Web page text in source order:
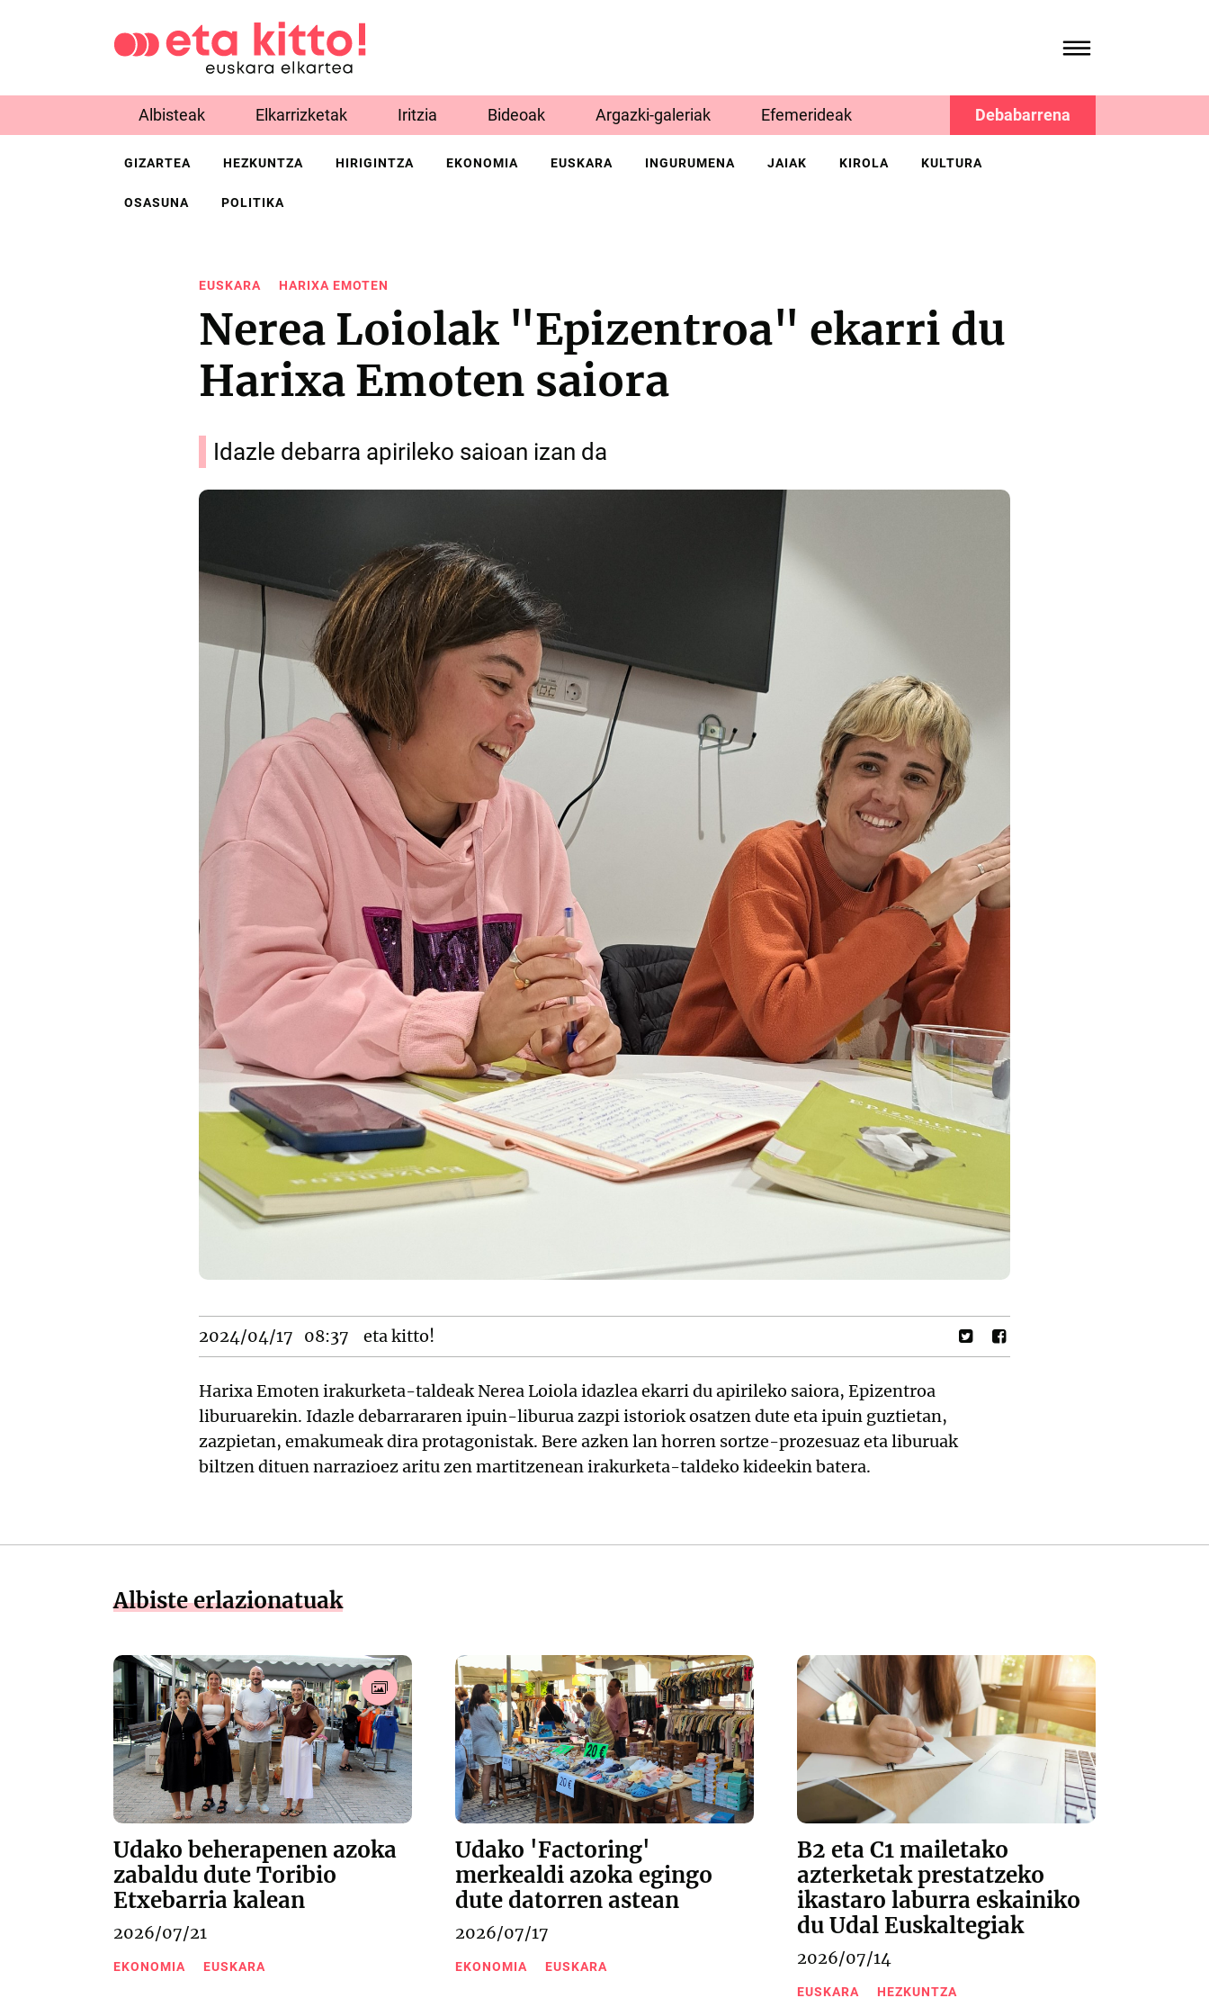
Albisteak Elkarrizketak Iritzia Bideoak Argazki-galeriak Efemerideak Debabarrena
GIZARTEA HEZKUNTZA HIRIGINTZA EKONOMIA EUSKARA INGURUMENA JAIAK KIROLA KULTURA
OSASUNA POLITIKA
EUSKARA HARIXA EMOTEN
Nerea Loiolak "Epizentroa" ekarri du
Harixa Emoten saiora
Idazle debarra apirileko saioan izan da
2024/04/17 08:37 eta kitto!
Harixa Emoten irakurketa-taldeak Nerea Loiola idazlea ekarri du apirileko saiora, Epizentroa
liburuarekin. Idazle debarrararen ipuin-liburua zazpi istoriok osatzen dute eta ipuin guztietan,
zazpietan, emakumeak dira protagonistak. Bere azken lan horren sortze-prozesuaz eta liburuak
biltzen dituen narrazioez aritu zen martitzenean irakurketa-taldeko kideekin batera.
Albiste erlazionatuak
Udako beherapenen azoka
zabaldu dute Toribio
Etxebarria kalean
2026/07/21
EKONOMIA EUSKARA
Udako 'Factoring'
merkealdi azoka egingo
dute datorren astean
2026/07/17
EKONOMIA EUSKARA
B2 eta C1 mailetako
azterketak prestatzeko
ikastaro laburra eskainiko
du Udal Euskaltegiak
2026/07/14
EUSKARA HEZKUNTZA